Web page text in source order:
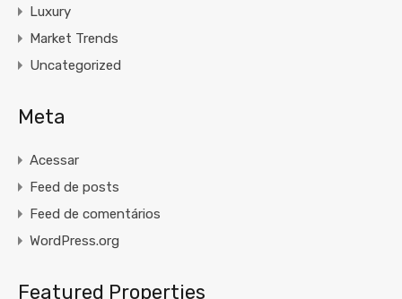
Luxury
Market Trends
Uncategorized
Meta
Acessar
Feed de posts
Feed de comentários
WordPress.org
Featured Properties